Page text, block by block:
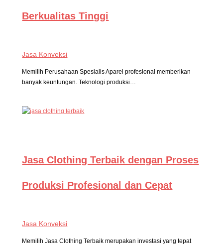
Berkualitas Tinggi
Jasa Konveksi
Memilih Perusahaan Spesialis Aparel profesional memberikan
banyak keuntungan. Teknologi produksi…
Jasa Clothing Terbaik dengan Proses
Produksi Profesional dan Cepat
Jasa Konveksi
Memilih Jasa Clothing Terbaik merupakan investasi yang tepat